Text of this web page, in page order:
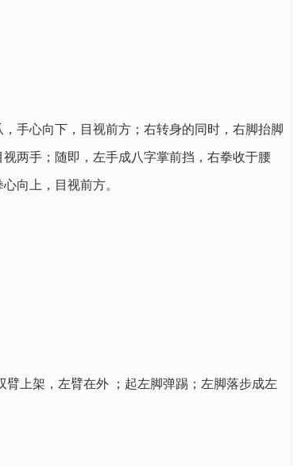
手心向下，目视前方；右转身的同时，右脚抬脚
两手；随即，左手成八字掌前挡，右拳收于腰
向上，目视前方。
上架，左臂在外 ；起左脚弹踢；左脚落步成左